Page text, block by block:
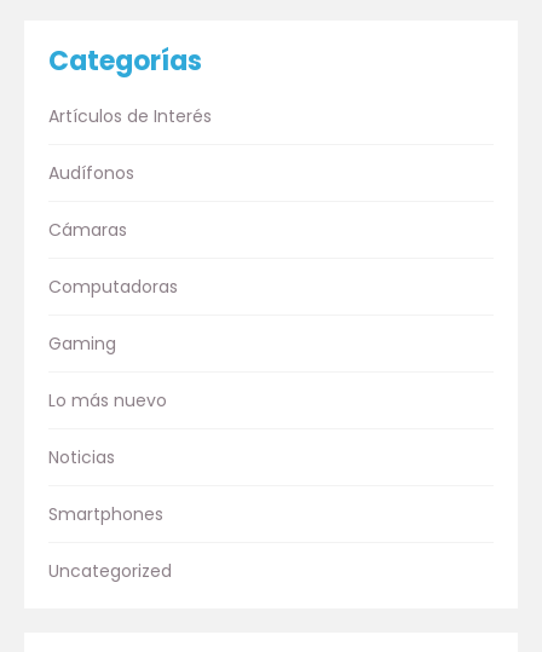
Categorías
Artículos de Interés
Audífonos
Cámaras
Computadoras
Gaming
Lo más nuevo
Noticias
Smartphones
Uncategorized